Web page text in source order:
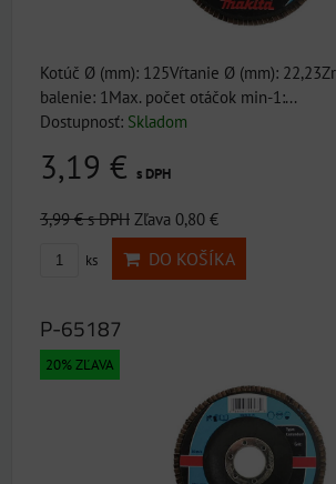
Kotúč Ø (mm): 125Vŕtanie Ø (mm):
balenie: 1Max. počet otáčok min-1:...
Dostupnosť: Skladom
3,19 € s DPH
3,99 €s DPH Zľava 0,80 €
ks DO KOŠÍKA
P-65187
20% ZĽAVA